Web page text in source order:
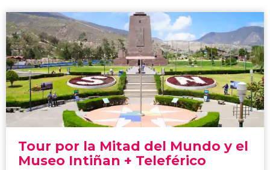
Tour por la Mitad del Mundo y el
Museo Intiñan + Teleférico